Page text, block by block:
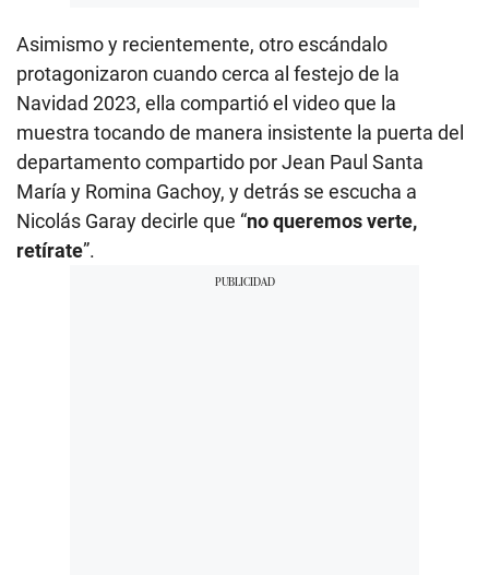
Asimismo y recientemente, otro escándalo
protagonizaron cuando cerca al festejo de la
Navidad 2023, ella compartió el video que la
muestra tocando de manera insistente la puerta del
departamento compartido por Jean Paul Santa
María y Romina Gachoy, y detrás se escucha a
Nicolás Garay decirle que “no queremos verte,
retírate”.